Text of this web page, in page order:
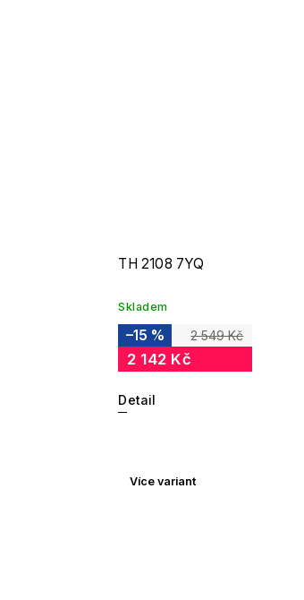
TH 2108 7YQ
Skladem
2 549 Kč
–15 %
2 142 Kč
Detail
Více variant